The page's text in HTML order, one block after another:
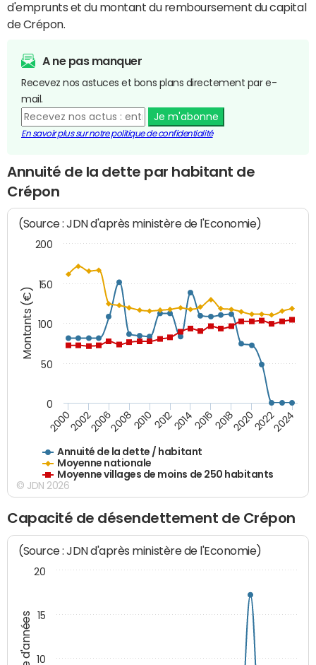
d'emprunts et du montant du remboursement du capital
de Crépon.
A ne pas manquer
Recevez nos astuces et bons plans directement par e-
mail.
Je m'abonne
En savoir plus sur notre politique de confidentialité
Annuité de la dette par habitant de
Crépon
Montants (€)
(Source : JDN d'après ministère de l'Economie)
Annuité de la dette / habitant
Moyenne nationale
Moyenne villages de moins de 250 habitants
200020022006200820102012201420162018202020222024
0
50
100
150
200
© JDN 2026
Capacité de désendettement de Crépon
(Source : JDN d'après ministère de l'Economie)
10
15
20